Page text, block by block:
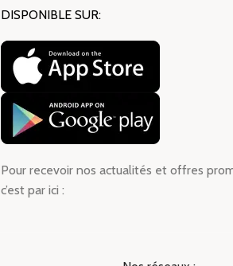
DISPONIBLE SUR:
Pour recevoir nos actualités et offres
c’est par ici :